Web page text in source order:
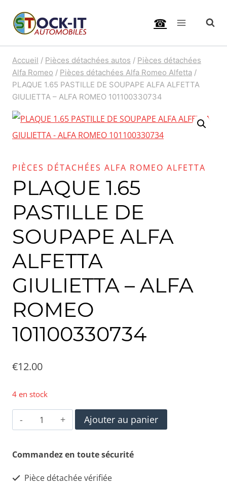
☎
Accueil / Pièces détachées autos / Pièces détachées
Alfa Romeo / Pièces détachées Alfa Romeo Alfetta /
PLAQUE 1.65 PASTILLE DE SOUPAPE ALFA ALFETTA
GIULIETTA – ALFA ROMEO 101100330734
PIÈCES DÉTACHÉES ALFA ROMEO ALFETTA
PLAQUE 1.65
PASTILLE DE
SOUPAPE ALFA
ALFETTA
GIULIETTA – ALFA
ROMEO
101100330734
€12.00
4 en stock
quantité
de
PLAQUE
PASTILLE
Ajouter au panier
Commandez en toute sécurité
Pièce détachée vérifiée